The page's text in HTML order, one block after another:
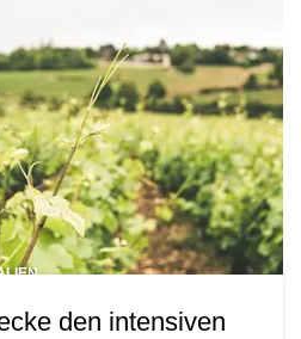
den intensiven